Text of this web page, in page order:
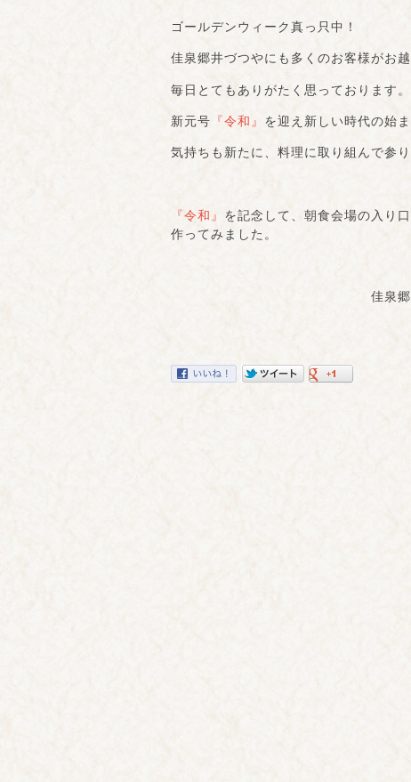
ゴールデンウィーク真っ只中！
佳泉郷井づつやにも多くのお客様がお越
毎日とてもありがたく思っております。
新元号 『令和』 を迎え新しい時代の始ま
気持ちも新たに、料理に取り組んで参り
『令和』 を記念して、朝食会場の入り
作ってみました。
佳泉郷井づつや料